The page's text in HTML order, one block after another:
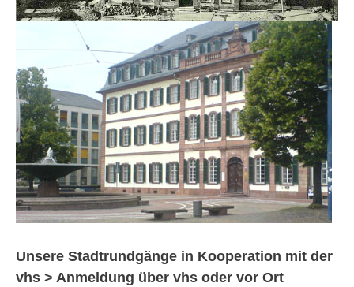
Unsere Stadtrundgänge in Kooperation mit der
vhs > Anmeldung über vhs oder vor Ort